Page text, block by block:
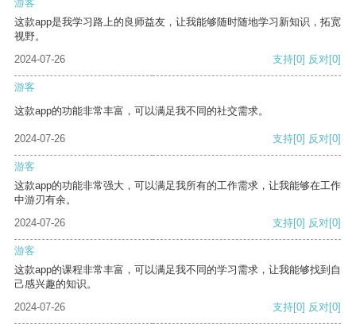
游客
这款app是我学习路上的良师益友，让我能够随时随地学习新知识，拓宽
视野。
2024-07-26
支持[0] 反对[0]
游客
这款app的功能非常丰富，可以满足我不同的社交需求。
2024-07-26 支持[0] 反对[0]
游客
这款app的功能非常强大，可以满足我所有的工作需求，让我能够在工作
中游刃有余。
2024-07-26
支持[0] 反对[0]
游客
这款app的课程非常丰富，可以满足我不同的学习需求，让我能够找到自
己感兴趣的知识。
2024-07-26
支持[0] 反对[0]